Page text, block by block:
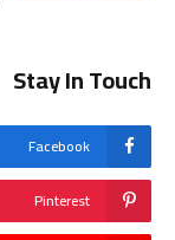
Stay In Touch
Facebook
Pinterest